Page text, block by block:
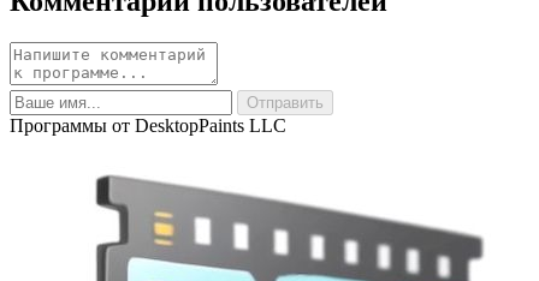
Программы от DesktopPaints LLC